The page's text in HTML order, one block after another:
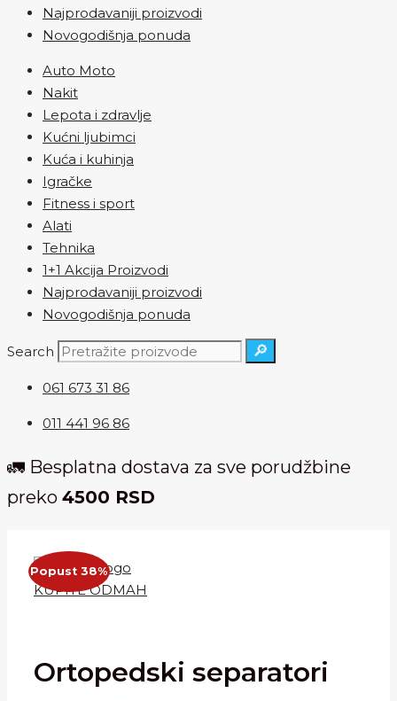
Najprodavaniji proizvodi
Novogodišnja ponuda
Auto Moto
Nakit
Lepota i zdravlje
Kućni ljubimci
Kuća i kuhinja
Igračke
Fitness i sport
Alati
Tehnika
1+1 Akcija Proizvodi
Najprodavaniji proizvodi
Novogodišnja ponuda
Search 🔎
061 673 31 86
011 441 96 86
🚛 Besplatna dostava za sve porudžbine
preko 4500 RSD
KUPITE ODMAH
Ortopedski separatori
Popust 38%